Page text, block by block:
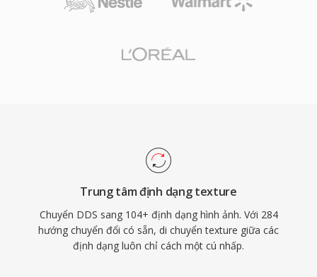
Trung tâm định dạng texture
Chuyển DDS sang 104+ định dạng hình ảnh. Với 284
hướng chuyển đổi có sẵn, di chuyển texture giữa các
định dạng luôn chỉ cách một cú nhấp.